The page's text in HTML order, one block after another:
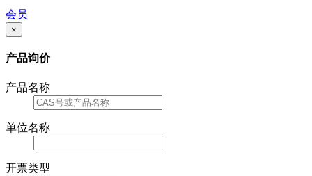
会员
×
产品询价
产品名称
单位名称
开票类型